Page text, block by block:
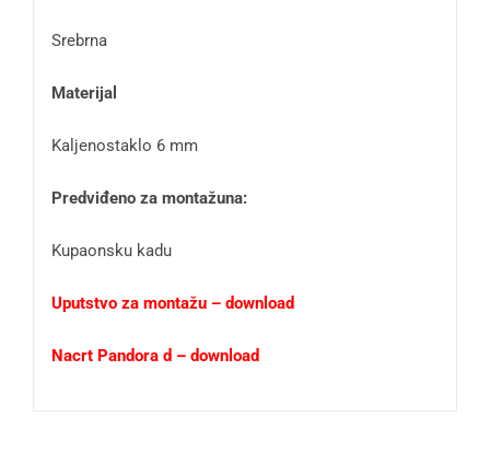
Srebrna
Materijal
Kaljenostaklo 6 mm
Predviđeno za montažuna:
Kupaonsku kadu
Uputstvo za montažu – download
Nacrt Pandora d – download